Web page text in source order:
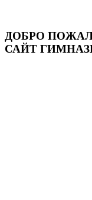
ДОБРО
САЙТ